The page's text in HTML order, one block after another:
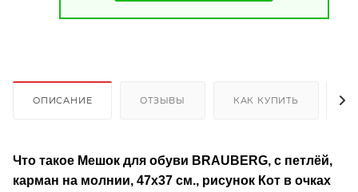
ОПИСАНИЕ ОТЗЫВЫ КАК КУПИТЬ
Что такое Мешок для обуви BRAUBERG, с петлёй,
карман на молнии, 47х37 см., рисунок Кот в очках